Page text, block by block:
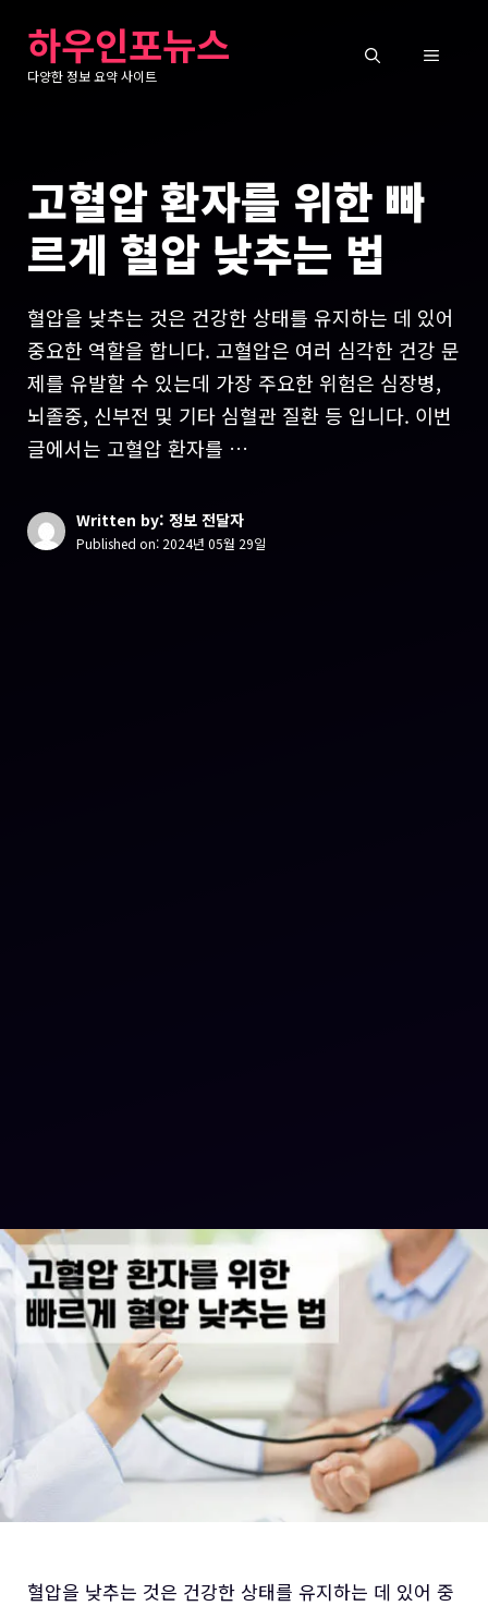
하우인포뉴스
다양한 정보 요약 사이트
메
고혈압 환자를 위한 빠
르게 혈압 낮추는 법
혈압을 낮추는 것은 건강한 상태를 유지하는 데 있어
중요한 역할을 합니다. 고혈압은 여러 심각한 건강 문
제를 유발할 수 있는데 가장 주요한 위험은 심장병,
뇌졸중, 신부전 및 기타 심혈관 질환 등 입니다. 이번
글에서는 고혈압 환자를 …
Written by: 정보 전달자
Published on: 2024년 05월 29일
혈압을 낮추는 것은 건강한 상태를 유지하는 데 있어 중